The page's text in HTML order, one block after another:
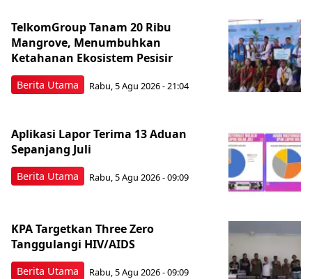
Berita Utama
TelkomGroup Tanam 20 Ribu
Mangrove, Menumbuhkan
Ketahanan Ekosistem Pesisir
Rabu, 5 Agu 2026 - 21:04
Berita Utama
Aplikasi Lapor Terima 13 Aduan
Sepanjang Juli
Rabu, 5 Agu 2026 - 09:09
Berita Utama
KPA Targetkan Three Zero
Tanggulangi HIV/AIDS
Rabu, 5 Agu 2026 - 09:09